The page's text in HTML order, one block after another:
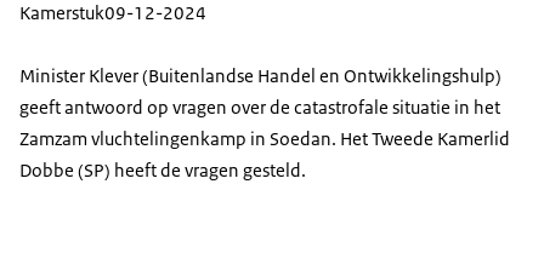
Kamerstuk09-12-2024
Minister Klever (Buitenlandse Handel en Ontwikkelingshulp)
geeft antwoord op vragen over de catastrofale situatie in het
Zamzam vluchtelingenkamp in Soedan. Het Tweede Kamerlid
Dobbe (SP) heeft de vragen gesteld.